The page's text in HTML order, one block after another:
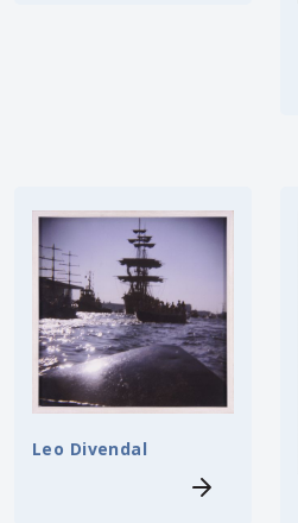
Leo Divendal